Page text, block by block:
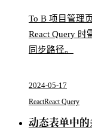
To B 项目管理
React Query
同步路径。
2024-05-17
ReactReact Query
动态表单中